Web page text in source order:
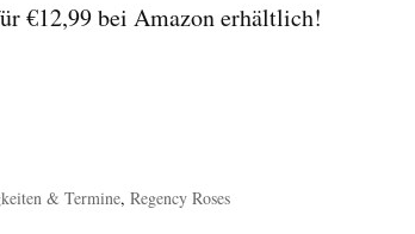
€12,99 bei Amazon erhältlich!
& Termine,Regency Roses